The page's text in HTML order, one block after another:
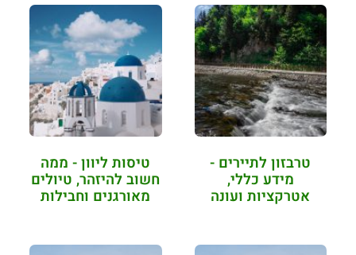
טרבזון לתיירים -
מידע כללי,
אטרקציות ועונה
טיסות ליוון - ממה
חשוב להיזהר, טיולים
מאורגנים וחבילות